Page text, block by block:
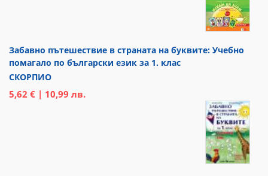
Забавно пътешествие в страната на буквите: Учебно
помагало по български език за 1. клас
СКОРПИО
5,62 € | 10,99 лв.